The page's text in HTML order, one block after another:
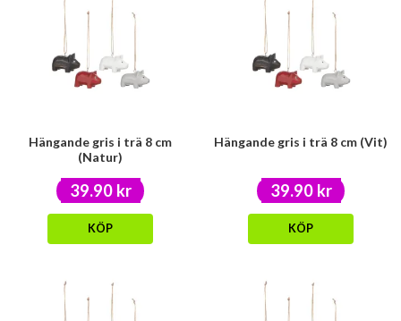
Hängande gris i trä 8 cm
(Natur)
39.90 kr
KÖP
Hängande gris i trä 8 cm (Vit)
39.90 kr
KÖP